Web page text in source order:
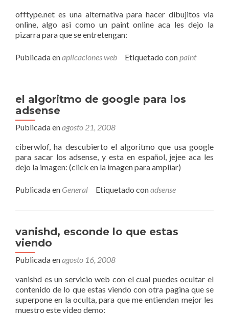
offtype.net es una alternativa para hacer dibujitos via
online, algo asi como un paint online aca les dejo la
pizarra para que se entretengan:
Publicada enaplicaciones web Etiquetado conpaint
el algoritmo de google para los
adsense
Publicada enagosto 21, 2008
ciberwlof, ha descubierto el algoritmo que usa google
para sacar los adsense, y esta en español, jejee aca les
dejo la imagen: (click en la imagen para ampliar)
Publicada en General Etiquetado conadsense
vanishd, esconde lo que estas
viendo
Publicada enagosto 16, 2008
vanishd es un servicio web con el cual puedes ocultar el
contenido de lo que estas viendo con otra pagina que se
superpone en la oculta, para que me entiendan mejor les
muestro este video demo: